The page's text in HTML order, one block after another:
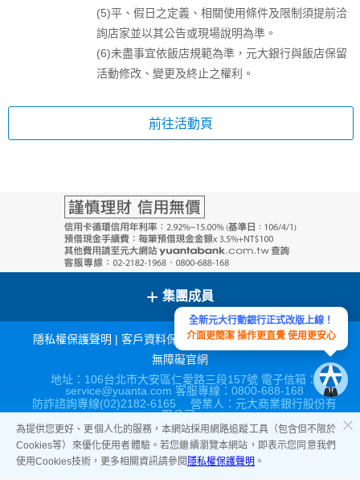
為提供您更好、更個人化的服務，本網站採用網路追蹤工具（包含但不限於
Cookies等）來優化使用者體驗。若您繼續瀏覽本網站，即表示您同意我們
使用Cookies技術，更多相關資訊請參閱 隱私權保護聲明 。
(5)平、假日之定義、相關使用條件及限制須提前洽
詢店家並以其公告或現場說明為準。
(6)未盡事宜依飯店規範為準，元大銀行與飯店保留
活動修改、變更及終止之權利。
前往活動頁
+ 集團成員
隱私權保護聲明 | 客戶資料保密措施|宣導連結|網站導覽|
無障礙官網
地址：106台北市大安區仁愛路三段157號 電子信箱：
service@yuanta.com 客服專線：0800-688-168
防詐諮詢專線(02)2182-6165 營業人：元大商業銀行股份有
限公司
營利事業統一編號：86517315
全新元大行動銀行正式改版上線！
介面更簡潔 操作更直覺 使用更安心